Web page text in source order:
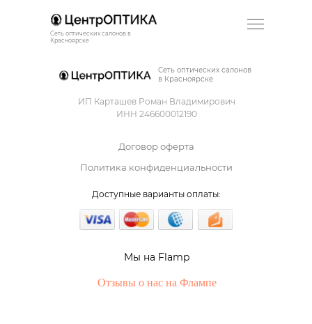
Сеть оптических салонов в
Красноярске
ИП Карташев Роман Владимирович
ИНН 246600012190
Сеть оптических салонов
в Красноярске
Договор оферта
Политика конфиденциальности
Отзывы о нас на Флампе
Мы на Flamp
Доступные варианты оплаты: